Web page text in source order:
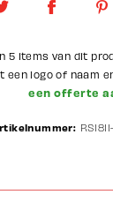
5 items van dit
een logo of naam
een offerte